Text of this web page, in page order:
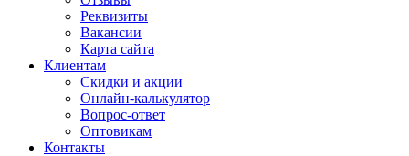
Реквизиты
Вакансии
Карта сайта
Клиентам
Скидки и акции
Онлайн-калькулятор
Вопрос-ответ
Оптовикам
Контакты